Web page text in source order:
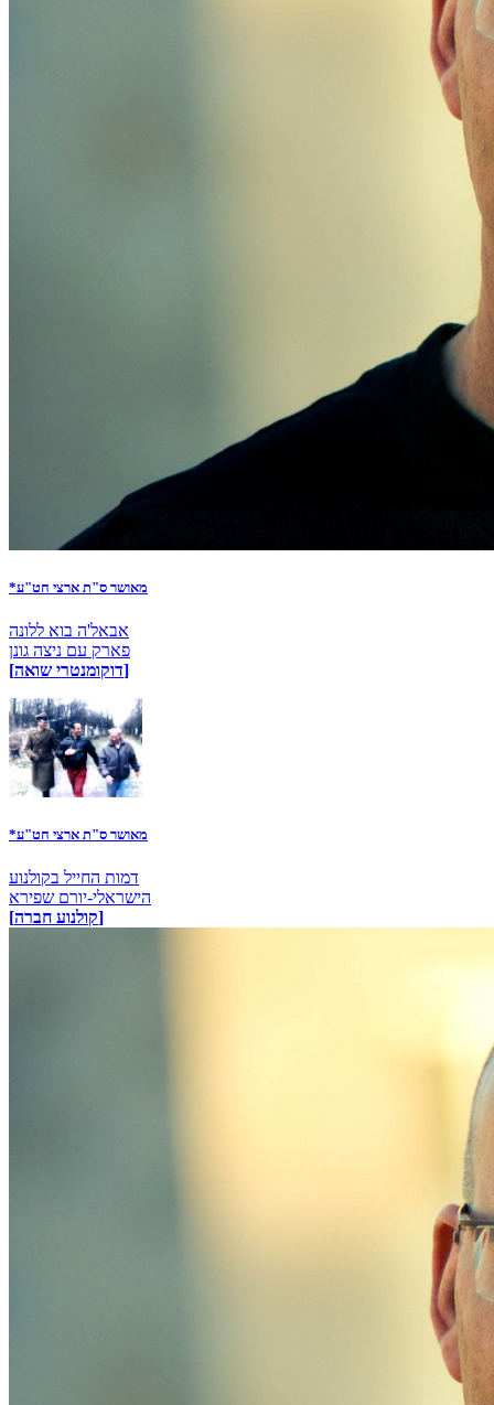
*מאושר ס"ת ארצי חט"ע
אבאל'ה בוא ללונה
פארק עם ניצה גונן
[דוקומנטרי שואה]
*מאושר ס"ת ארצי חט"ע
דמות החייל בקולנוע
הישראלי-יורם שפירא
[קולנוע חברה]